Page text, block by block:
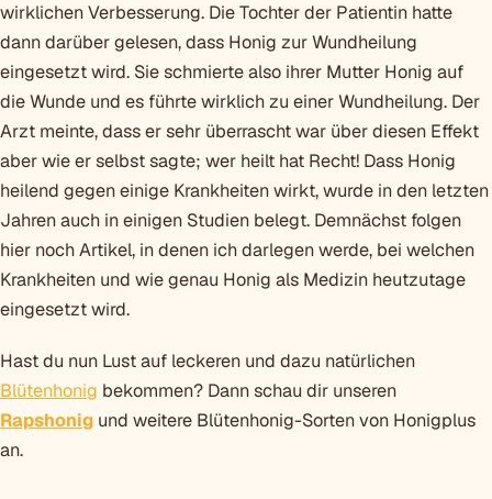
wirklichen Verbesserung. Die Tochter der Patientin hatte
dann darüber gelesen, dass Honig zur Wundheilung
eingesetzt wird. Sie schmierte also ihrer Mutter Honig auf
die Wunde und es führte wirklich zu einer Wundheilung. Der
Arzt meinte, dass er sehr überrascht war über diesen Effekt
aber wie er selbst sagte; wer heilt hat Recht! Dass Honig
heilend gegen einige Krankheiten wirkt, wurde in den letzten
Jahren auch in einigen Studien belegt. Demnächst folgen
hier noch Artikel, in denen ich darlegen werde, bei welchen
Krankheiten und wie genau Honig als Medizin heutzutage
eingesetzt wird.
Hast du nun Lust auf leckeren und dazu natürlichen
Blütenhonig bekommen? Dann schau dir unseren
Rapshonig und weitere Blütenhonig-Sorten von Honigplus
an.